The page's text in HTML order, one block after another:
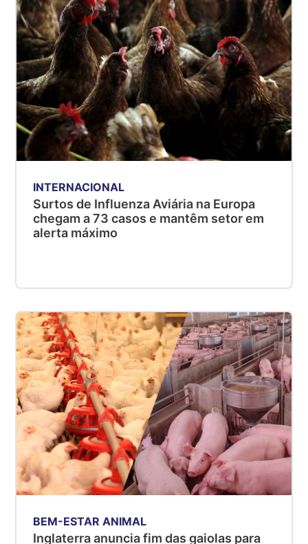
INTERNACIONAL
Surtos de Influenza Aviária na Europa
chegam a 73 casos e mantêm setor em
alerta máximo
BEM-ESTAR ANIMAL
Inglaterra anuncia fim das gaiolas para